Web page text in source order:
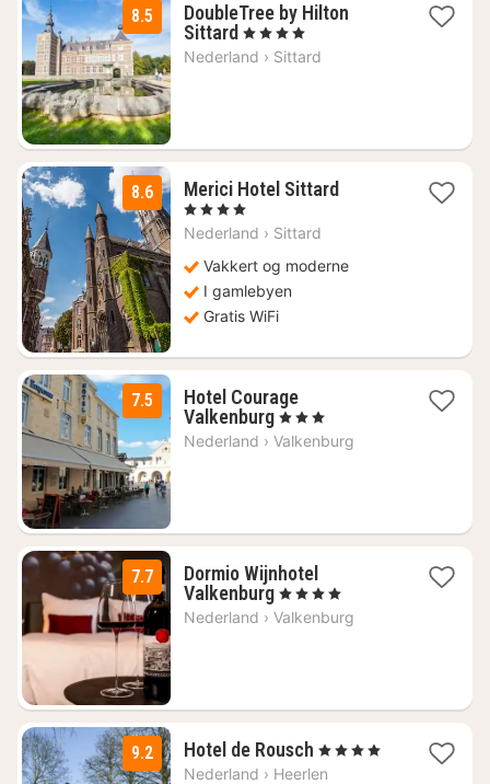
8.5
DoubleTree by Hilton
Sittard 2
netter
, 4 Stjerner
Nederland › Sittard
8.6 Merici Hotel Sittard1
kr.
, 4 Stjerner
Nederland › Sittard
Vakkert og moderne
I gamlebyen
Gratis WiFi
7.5
Hotel Courage
Valkenburg1
natt
, 3 Stjerner
Nederland › Valkenburg
7.7
Dormio Wijnhotel
Valkenburg1
natt
, 4 Stjerner
Nederland › Valkenburg
9.2 Hotel de Rousch 1
natt
, 4 Stjerner
Nederland › Heerlen